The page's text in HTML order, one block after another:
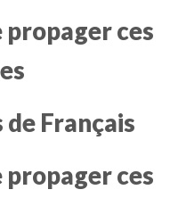
ces
Français
ces